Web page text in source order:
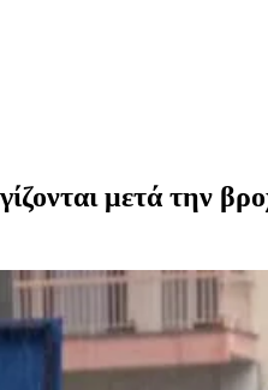
μετά την